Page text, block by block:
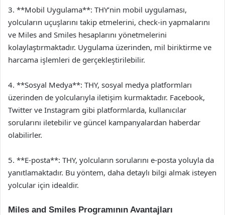
3. **Mobil Uygulama**: THY’nin mobil uygulaması,
yolcuların uçuşlarını takip etmelerini, check-in yapmalarını
ve Miles and Smiles hesaplarını yönetmelerini
kolaylaştırmaktadır. Uygulama üzerinden, mil biriktirme ve
harcama işlemleri de gerçekleştirilebilir.
4. **Sosyal Medya**: THY, sosyal medya platformları
üzerinden de yolcularıyla iletişim kurmaktadır. Facebook,
Twitter ve Instagram gibi platformlarda, kullanıcılar
sorularını iletebilir ve güncel kampanyalardan haberdar
olabilirler.
5. **E-posta**: THY, yolcuların sorularını e-posta yoluyla da
yanıtlamaktadır. Bu yöntem, daha detaylı bilgi almak isteyen
yolcular için idealdir.
Miles and Smiles Programının Avantajları